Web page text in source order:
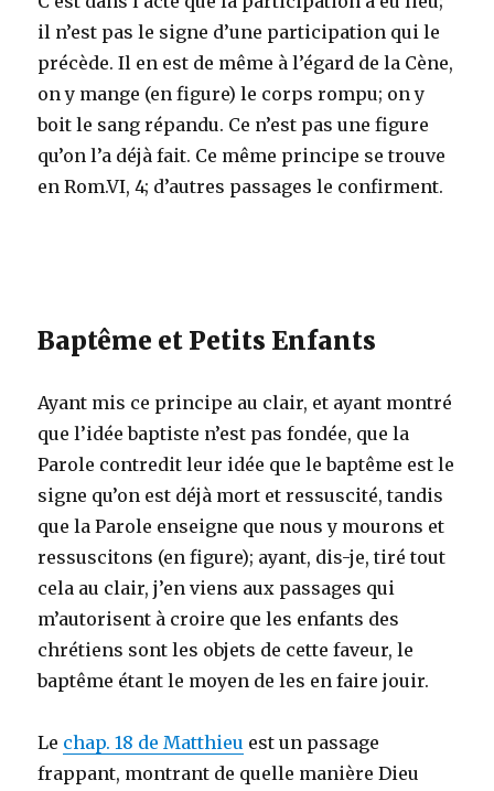
il n’est pas le signe d’une participation qui le
précède. Il en est de même à l’égard de la Cène,
on y mange (en figure) le corps rompu; on y
boit le sang répandu. Ce n’est pas une figure
qu’on l’a déjà fait. Ce même principe se trouve
en Rom.VI, 4; d’autres passages le confirment.
Baptême et Petits Enfants
Ayant mis ce principe au clair, et ayant montré
que l’idée baptiste n’est pas fondée, que la
Parole contredit leur idée que le baptême est le
signe qu’on est déjà mort et ressuscité, tandis
que la Parole enseigne que nous y mourons et
ressuscitons (en figure); ayant, dis-je, tiré tout
cela au clair, j’en viens aux passages qui
m’autorisent à croire que les enfants des
chrétiens sont les objets de cette faveur, le
baptême étant le moyen de les en faire jouir.
Le chap. 18 de Matthieu est un passage
frappant, montrant de quelle manière Dieu